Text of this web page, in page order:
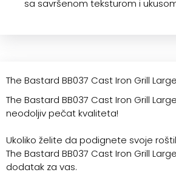
sa savršenom teksturom i
The Bastard BB037 Cast Iron Grill Large
The Bastard BB037 Cast Iron Grill
neodoljiv pečat kvaliteta!
Ukoliko želite da podignete svoje
The Bastard BB037 Cast Iron Grill
dodatak za vas.